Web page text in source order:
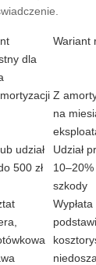
dla
Wariant
Z
na
udział
500 zł
Udział
szkody
Wypłata